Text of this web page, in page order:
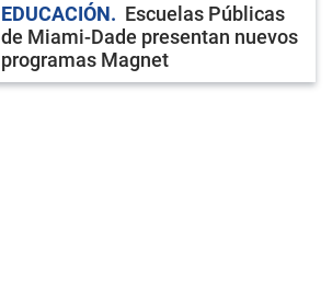
EDUCACIÓN
Escuelas Públicas
de Miami-Dade presentan nuevos
programas Magnet